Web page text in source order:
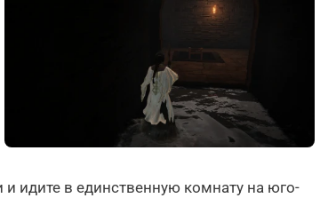
и идите в единственную комнату на юго-